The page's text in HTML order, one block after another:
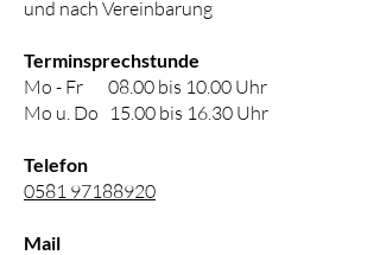
und nach Vereinbarung
Terminsprechstunde
Mo - Fr 08.00 bis 10.00 Uhr
Mo u. Do 15.00 bis 16.30 Uhr
Telefon
0581 97188920
Mail